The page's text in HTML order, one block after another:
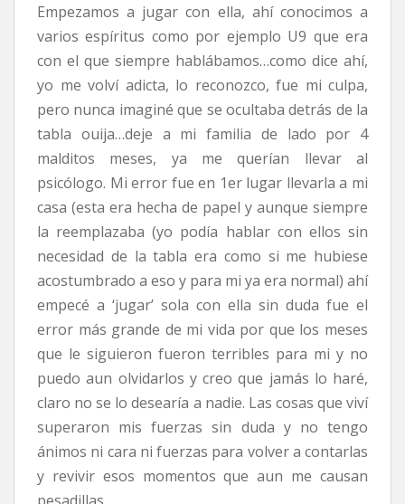
Empezamos a jugar con ella, ahí conocimos a
varios espíritus como por ejemplo U9 que era
con el que siempre hablábamos…como dice ahí,
yo me volví adicta, lo reconozco, fue mi culpa,
pero nunca imaginé que se ocultaba detrás de la
tabla ouija…deje a mi familia de lado por 4
malditos meses, ya me querían llevar al
psicólogo. Mi error fue en 1er lugar llevarla a mi
casa (esta era hecha de papel y aunque siempre
la reemplazaba (yo podía hablar con ellos sin
necesidad de la tabla era como si me hubiese
acostumbrado a eso y para mi ya era normal) ahí
empecé a ‘jugar’ sola con ella sin duda fue el
error más grande de mi vida por que los meses
que le siguieron fueron terribles para mi y no
puedo aun olvidarlos y creo que jamás lo haré,
claro no se lo desearía a nadie. Las cosas que viví
superaron mis fuerzas sin duda y no tengo
ánimos ni cara ni fuerzas para volver a contarlas
y revivir esos momentos que aun me causan